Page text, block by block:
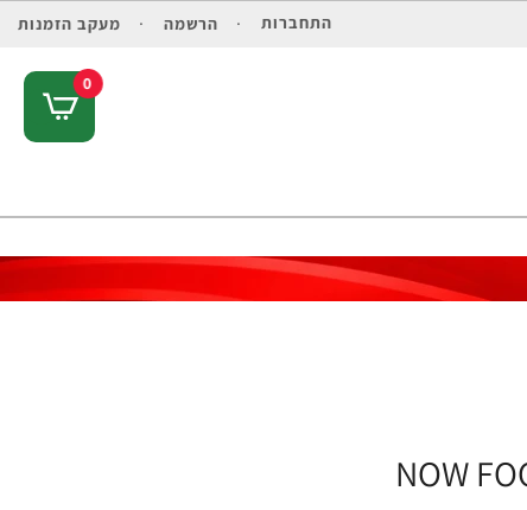
התחברות הרשמה מעקב הזמנות
0